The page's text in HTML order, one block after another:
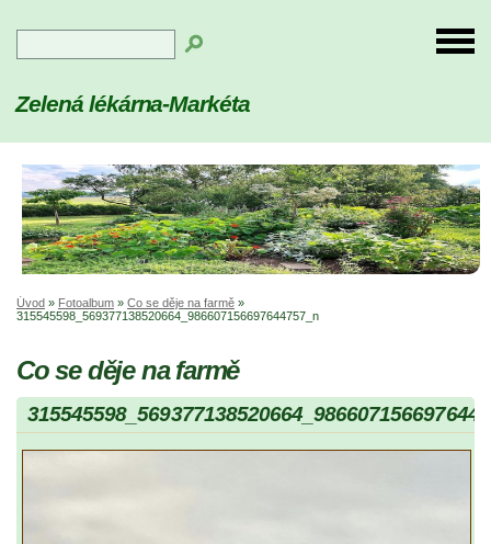
Zelená lékárna-Markéta
Úvod » Fotoalbum » Co se děje na farmě »
315545598_569377138520664_986607156697644757_n
Co se děje na farmě